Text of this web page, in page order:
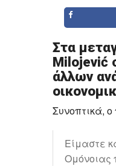
Στα
Milojević
άλλων
Συνοπτικά,
Είμαστε
Ομόνοιας